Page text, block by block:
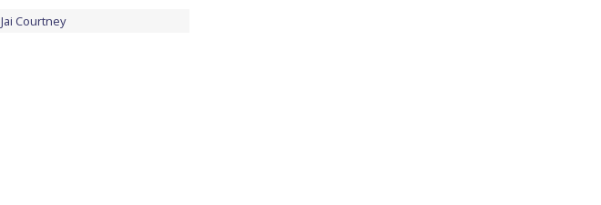
Jai Courtney